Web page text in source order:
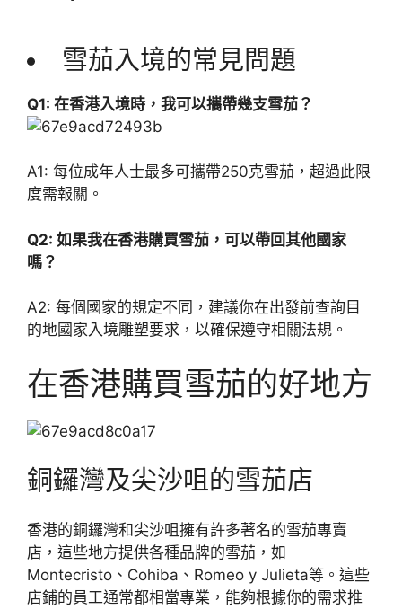
雪茄入境的常見問題
Q1: 在香港入境時，我可以攜帶幾支雪茄？
A1: 每位成年人士最多可攜帶250克雪茄，超過此限
度需報關。
Q2: 如果我在香港購買雪茄，可以帶回其他國家
嗎？
A2: 每個國家的規定不同，建議你在出發前查詢目
的地國家入境雕塑要求，以確保遵守相關法規。
在香港購買雪茄的好地方
銅鑼灣及尖沙咀的雪茄店
香港的銅鑼灣和尖沙咀擁有許多著名的雪茄專賣
店，這些地方提供各種品牌的雪茄，如
Montecristo、Cohiba、Romeo y Julieta等。這些
店鋪的員工通常都相當專業，能夠根據你的需求推